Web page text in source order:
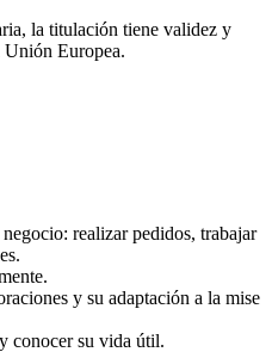
la titulación tiene validez y
Unión Europea.
realizar pedidos, trabajar
y su adaptación a la mise
conocer su vida útil.